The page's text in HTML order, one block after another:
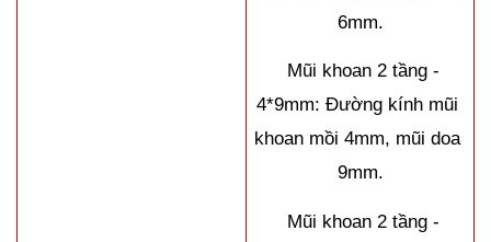
6mm.
Mũi khoan 2 tầng -
4*9mm: Đường kính mũi
khoan mồi 4mm, mũi doa
9mm.
Mũi khoan 2 tầng -